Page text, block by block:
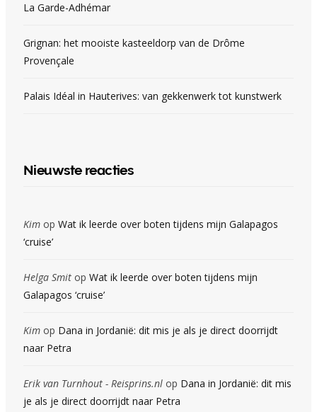
La Garde-Adhémar
Grignan: het mooiste kasteeldorp van de Drôme
Provençale
Palais Idéal in Hauterives: van gekkenwerk tot kunstwerk
Nieuwste reacties
Kim op Wat ik leerde over boten tijdens mijn Galapagos
‘cruise’
Helga Smit op Wat ik leerde over boten tijdens mijn
Galapagos ‘cruise’
Kim op Dana in Jordanië: dit mis je als je direct doorrijdt
naar Petra
Erik van Turnhout - Reisprins.nl op Dana in Jordanië: dit mis
je als je direct doorrijdt naar Petra